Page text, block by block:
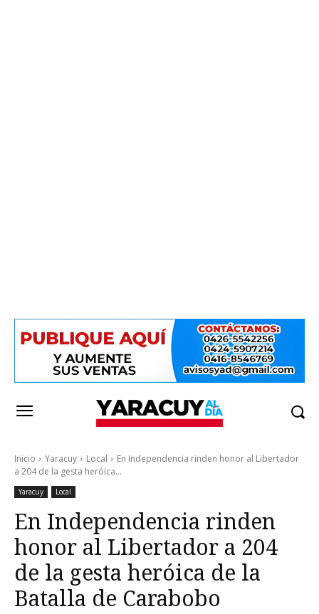
Inicio Yaracuy Local
En Independencia rinden honor al Libertador
a 204 de la gesta heróica...
Yaracuy Local
En Independencia rinden
honor al Libertador a 204
de la gesta heróica de la
Batalla de Carabobo